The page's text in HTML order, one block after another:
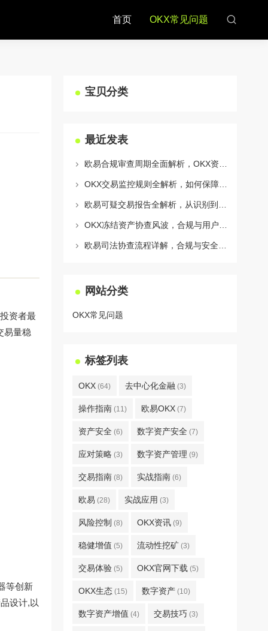
首页 OKX常见问题
资者最
易量稳
等创新
设计,以
宝贝分类
最近发表
网站分类
OKX常见问题
标签列表
OKX (64) 去中心化金融 (3)
操作指南 (11) 欧易OKX (7)
资产安全 (6) 数字资产安全 (7)
应对策略 (3) 数字资产管理 (9)
交易指南 (8) 实战指南 (6)
欧易 (28) 实战应用 (3)
风险控制 (8) OKX资讯 (9)
稳健增值 (5) 流动性挖矿 (3)
交易体验 (5) OKX官网下载 (5)
OKX生态 (15) 数字资产 (10)
数字资产增值 (4) 交易技巧 (3)